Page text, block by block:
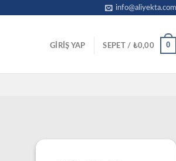
info@aliyekta.com
GIRIŞ YAP SEPET / ₺0,00 0